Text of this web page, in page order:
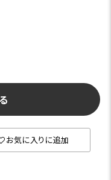
お気に入りに追加